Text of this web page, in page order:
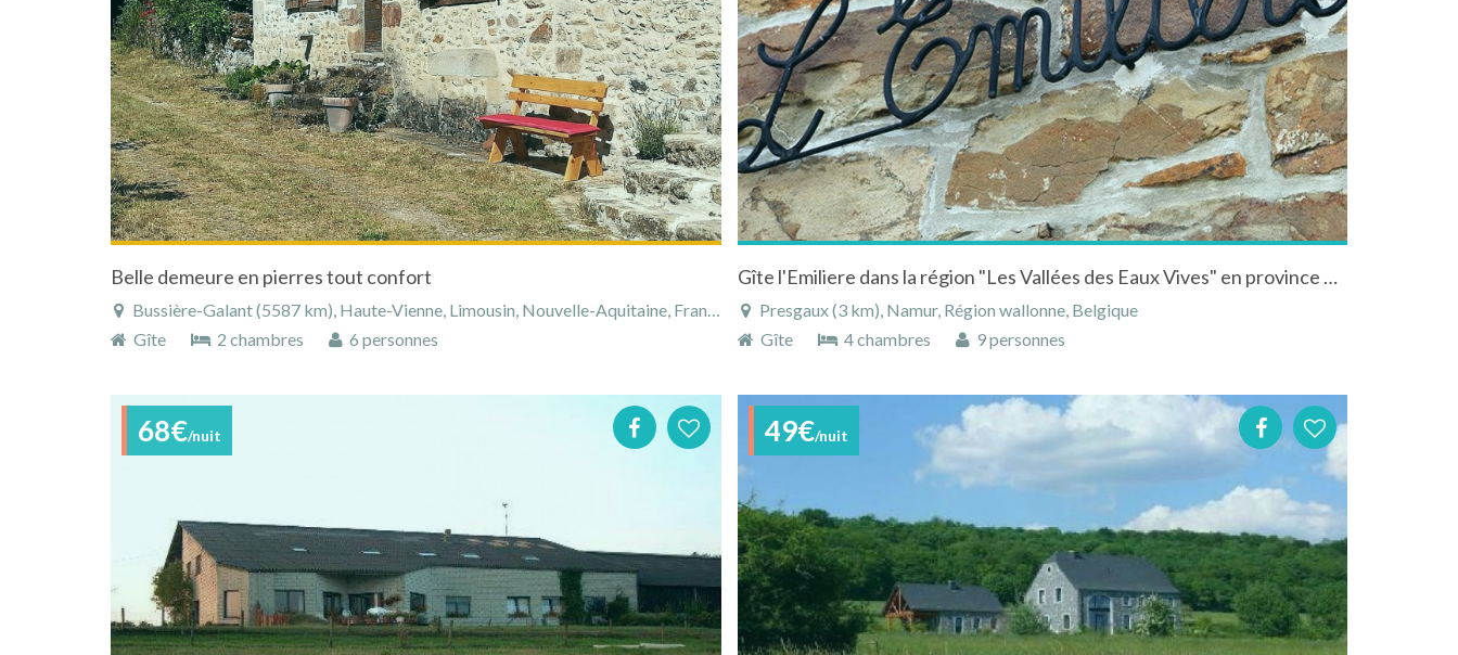
Belle demeure en pierres tout confort
Bussière-Galant (5587 km), Haute-Vienne, Limousin, Nouvelle-Aquitaine, France
Gîte
2 chambres 6 personnes
Gîte l'Emiliere dans la région "Les Vallées des Eaux Vives" en province de Namur
Presgaux (3 km), Namur, Région wallonne, Belgique
Gîte
4 chambres 9 personnes
68€/nuit 49€/nuit